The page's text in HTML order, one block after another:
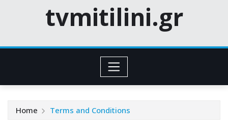
tvmitilini.gr
Home Terms and Conditions